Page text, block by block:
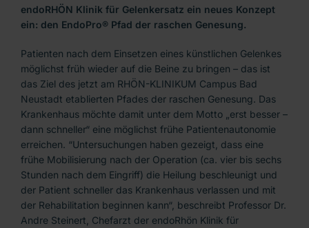
endoRHÖN Klinik für Gelenkersatz ein neues Konzept
ein: den EndoPro® Pfad der raschen Genesung.
Patienten nach dem Einsetzen eines künstlichen Gelenkes
möglichst früh wieder auf die Beine zu bringen – das ist
das Ziel des jetzt am RHÖN-KLINIKUM Campus Bad
Neustadt etablierten Pfades der raschen Genesung. Das
Krankenhaus möchte damit unter dem Motto „erst besser –
dann schneller“ eine möglichst frühe Patientenautonomie
erreichen. “Untersuchungen haben gezeigt, dass eine
frühe Mobilisierung nach der Operation (ca. vier bis sechs
Stunden nach dem Eingriff) die Heilung beschleunigt und
der Patient schneller das Krankenhaus verlassen und mit
der Rehabilitation beginnen kann“, beschreibt Professor Dr.
Andre Steinert, Chefarzt der endoRhön Klinik für